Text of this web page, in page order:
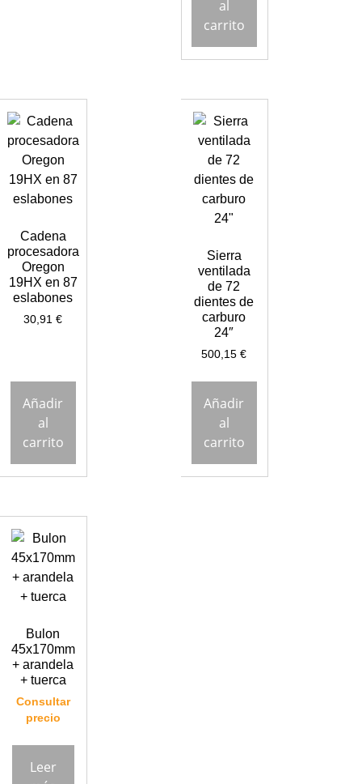
al
carrito
Cadena
procesadora
Oregon
19HX en 87
eslabones
30,91€
Añadir
al
carrito
Sierra
ventilada
de 72
dientes de
carburo
24″
500,15€
Añadir
al
carrito
Bulon
45x170mm
+ arandela
+ tuerca
Consultar
precio
Leer